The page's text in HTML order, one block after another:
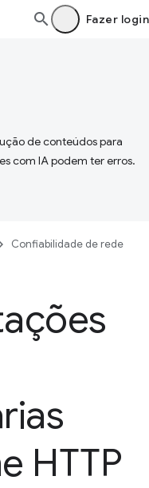
Fazer login
de conteúdos para
com IA podem ter erros.
Confiabilidade de rede
HTTP